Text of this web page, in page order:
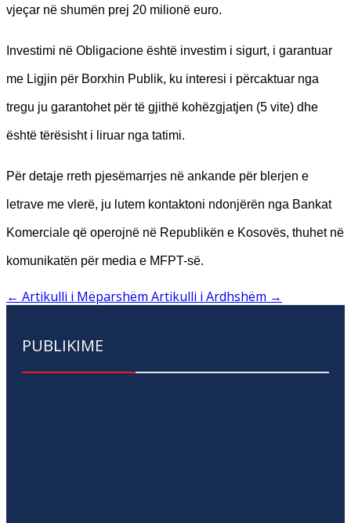
vjeçar në shumën prej 20 milionë euro.
Investimi në Obligacione është investim i sigurt, i garantuar
me Ligjin për Borxhin Publik, ku interesi i përcaktuar nga
tregu ju garantohet për të gjithë kohëzgjatjen (5 vite) dhe
është tërësisht i liruar nga tatimi.
Për detaje rreth pjesëmarrjes në ankande për blerjen e
letrave me vlerë, ju lutem kontaktoni ndonjërën nga Bankat
Komerciale që operojnë në Republikën e Kosovës, thuhet në
komunikatën për media e MFPT-së.
← Artikulli i Mëparshëm Artikulli i Ardhshëm →
PUBLIKIME